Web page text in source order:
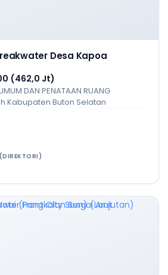
Desa Kapoa
(462,0 Jt)
DAN PENATAAN RUANG
Kabupaten Buton Selatan